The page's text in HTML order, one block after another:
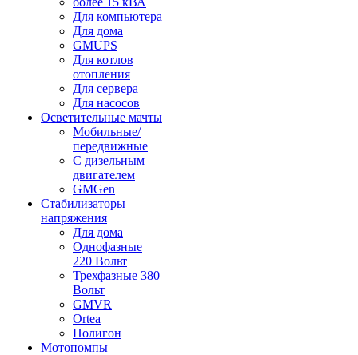
Для компьютера
Для дома
GMUPS
Для котлов
отопления
Для сервера
Для насосов
Осветительные мачты
Мобильные/
передвижные
С дизельным
двигателем
GMGen
Стабилизаторы
напряжения
Для дома
Однофазные
220 Вольт
Трехфазные 380
Вольт
GMVR
Ortea
Полигон
Мотопомпы